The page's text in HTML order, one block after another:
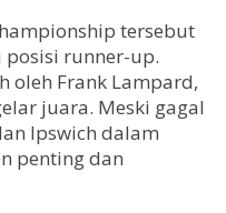
tersebut
runner-up.
oleh Frank Lampard,
juara. Meski gagal
Ipswich dalam
penting dan